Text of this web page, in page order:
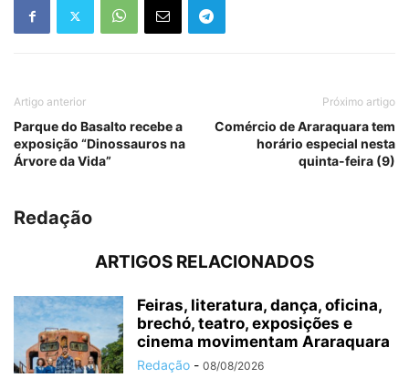
Artigo anterior
Parque do Basalto recebe a
exposição “Dinossauros na
Árvore da Vida”
Próximo artigo
Comércio de Araraquara tem
horário especial nesta
quinta-feira (9)
Redação
ARTIGOS RELACIONADOS
Feiras, literatura, dança, oficina,
brechó, teatro, exposições e
cinema movimentam Araraquara
Redação - 08/08/2026